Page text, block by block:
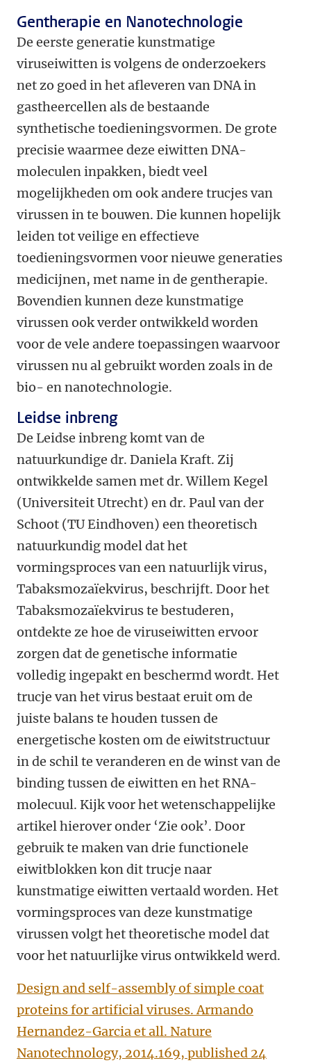
Gentherapie en Nanotechnologie
De eerste generatie kunstmatige
viruseiwitten is volgens de onderzoekers
net zo goed in het afleveren van DNA in
gastheercellen als de bestaande
synthetische toedieningsvormen. De grote
precisie waarmee deze eiwitten DNA-
moleculen inpakken, biedt veel
mogelijkheden om ook andere trucjes van
virussen in te bouwen. Die kunnen hopelijk
leiden tot veilige en effectieve
toedieningsvormen voor nieuwe generaties
medicijnen, met name in de gentherapie.
Bovendien kunnen deze kunstmatige
virussen ook verder ontwikkeld worden
voor de vele andere toepassingen waarvoor
virussen nu al gebruikt worden zoals in de
bio- en nanotechnologie.
Leidse inbreng
De Leidse inbreng komt van de
natuurkundige dr. Daniela Kraft. Zij
ontwikkelde samen met dr. Willem Kegel
(Universiteit Utrecht) en dr. Paul van der
Schoot (TU Eindhoven) een theoretisch
natuurkundig model dat het
vormingsproces van een natuurlijk virus,
Tabaksmozaïekvirus, beschrijft. Door het
Tabaksmozaïekvirus te bestuderen,
ontdekte ze hoe de viruseiwitten ervoor
zorgen dat de genetische informatie
volledig ingepakt en beschermd wordt. Het
trucje van het virus bestaat eruit om de
juiste balans te houden tussen de
energetische kosten om de eiwitstructuur
in de schil te veranderen en de winst van de
binding tussen de eiwitten en het RNA-
molecuul. Kijk voor het wetenschappelijke
artikel hierover onder ‘Zie ook’. Door
gebruik te maken van drie functionele
eiwitblokken kon dit trucje naar
kunstmatige eiwitten vertaald worden. Het
vormingsproces van deze kunstmatige
virussen volgt het theoretische model dat
voor het natuurlijke virus ontwikkeld werd.
Design and self-assembly of simple coat
proteins for artificial viruses. Armando
Hernandez-Garcia et all. Nature
Nanotechnology, 2014.169, published 24